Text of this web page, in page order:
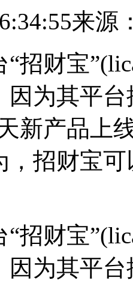
来源
招财宝
因为其平
产品上
，招财宝
招财宝
因为其平